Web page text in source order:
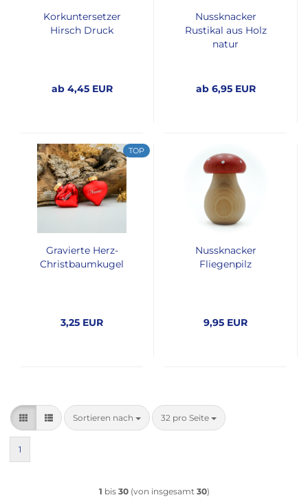
Korkuntersetzer
Hirsch Druck
ab 4,45 EUR
Nussknacker
Rustikal aus Holz
natur
ab 6,95 EUR
TOP
Gravierte Herz-
Christbaumkugel
3,25 EUR
Nussknacker
Fliegenpilz
9,95 EUR
Sortieren nach
Sortieren nach 32 pro Seite
pro Seite
1
1 bis 30(von insgesamt 30)